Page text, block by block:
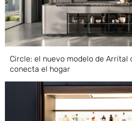
Circle: el nuevo modelo de Arrital
conecta el hogar